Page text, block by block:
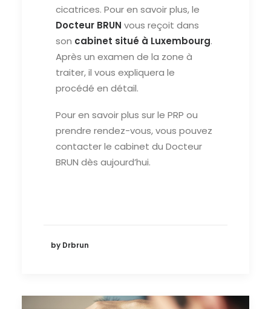
cicatrices. Pour en savoir plus, le
Docteur BRUN vous reçoit dans
son cabinet situé à Luxembourg.
Après un examen de la zone à
traiter, il vous expliquera le
procédé en détail.
Pour en savoir plus sur le PRP ou
prendre rendez-vous, vous pouvez
contacter le cabinet du Docteur
BRUN dès aujourd’hui.
by Drbrun